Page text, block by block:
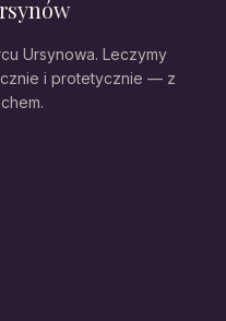
Ursynowa. Leczymy
i protetycznie — z